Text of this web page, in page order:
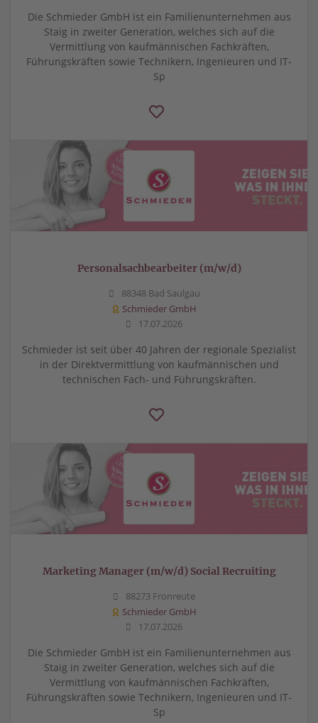
Die Schmieder GmbH ist ein Familienunternehmen aus
Staig in zweiter Generation, welches sich auf die
Vermittlung von kaufmännischen Fachkräften,
Führungskräften sowie Technikern, Ingenieuren und IT-
Sp
Personalsachbearbeiter (m/w/d)
88348 Bad Saulgau
Schmieder GmbH
17.07.2026
Schmieder ist seit über 40 Jahren der regionale Spezialist
in der Direktvermittlung von kaufmännischen und
technischen Fach- und Führungskräften.
Marketing Manager (m/w/d) Social Recruiting
88273 Fronreute
Schmieder GmbH
17.07.2026
Die Schmieder GmbH ist ein Familienunternehmen aus
Staig in zweiter Generation, welches sich auf die
Vermittlung von kaufmännischen Fachkräften,
Führungskräften sowie Technikern, Ingenieuren und IT-
Sp